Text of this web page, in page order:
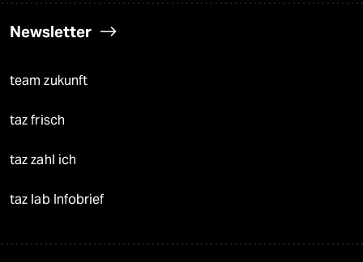
Newsletter
team zukunft
taz frisch
taz zahl ich
taz lab Infobrief